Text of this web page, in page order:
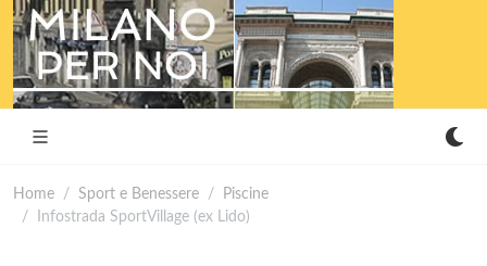
Home Sport e Benessere
Piscine
Infostrada SportVillage (ex Lido)